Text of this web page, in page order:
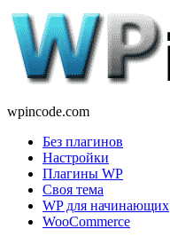
wpincode.com
Без плагинов
Настройки
Плагины WP
Своя тема
WP для начинающих
WooCommerce